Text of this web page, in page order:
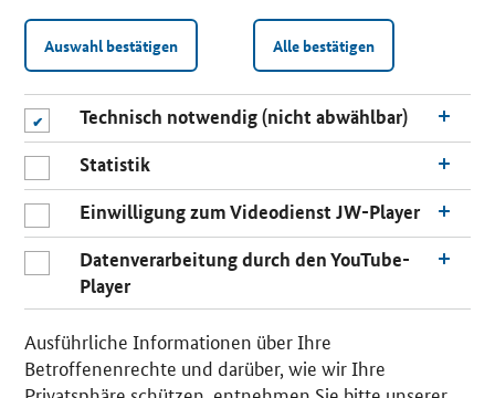
n
Auswahl bestätigen Alle bestätigen
Technisch notwendig (nicht abwählbar)
Statistik
Einwilligung zum Videodienst JW-Player
Datenverarbeitung durch den YouTube-
Player
Ausführliche Informationen über Ihre
Betroffenenrechte und darüber, wie wir Ihre